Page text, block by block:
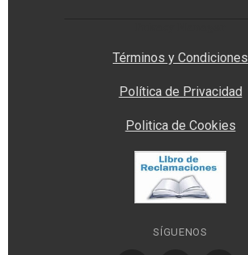
Términos y Condiciones
Política de Privacidad
Politica de Cookies
SÍGUENOS